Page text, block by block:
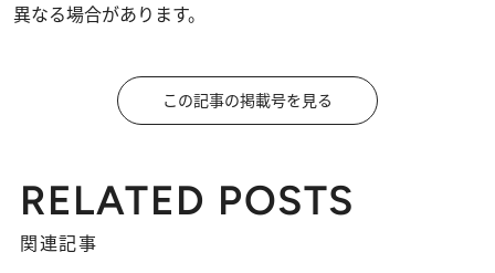
異なる場合があります。
この記事の掲載号を見る
RELATED POSTS
関連記事